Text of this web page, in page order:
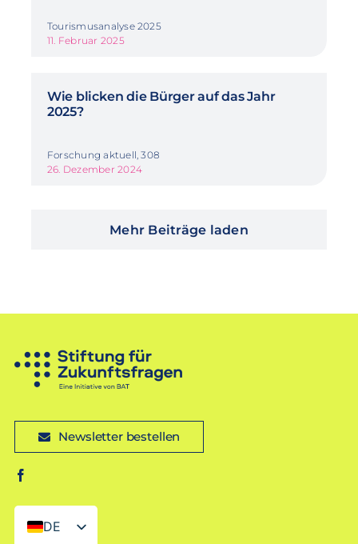
Tourismusanalyse 2025
11. Februar 2025
Wie blicken die Bürger auf das Jahr
2025?
Forschung aktuell, 308
26. Dezember 2024
Mehr Beiträge laden
Newsletter bestellen
DE